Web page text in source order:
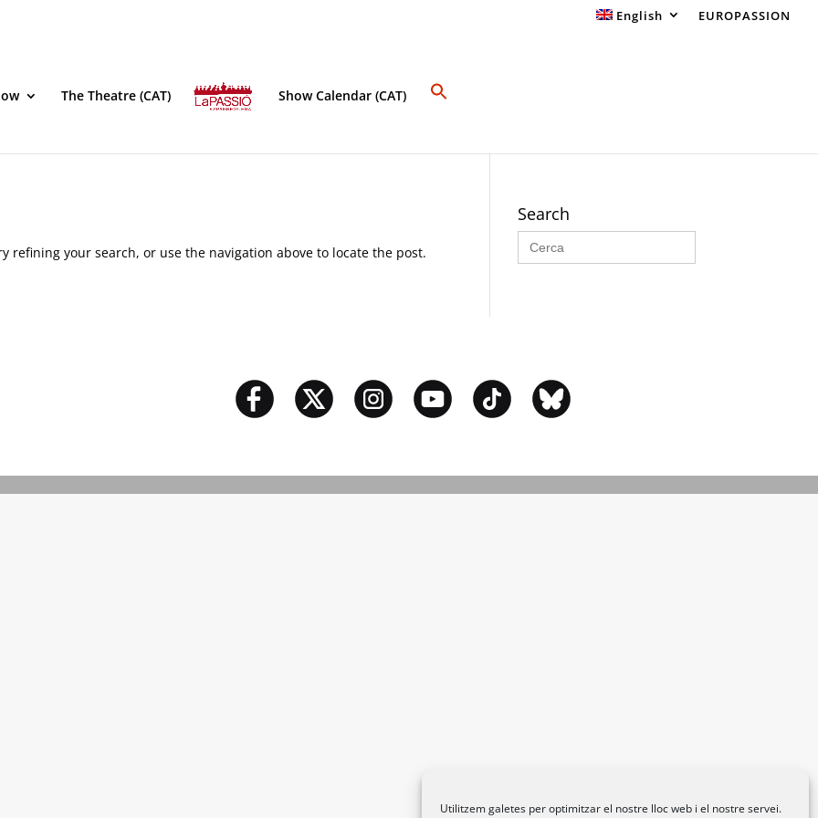
Utilitzem galetes per optimitzar el nostre lloc web i el nostre servei.
English EUROPASSION
The Theatre (CAT) Show Calendar (CAT)
refining your search, or use the navigation above to locate the post.
Search
Search
for: